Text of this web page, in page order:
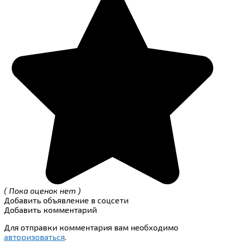
( Пока оценок нет )
Добавить объявление в соцсети
Добавить комментарий
Для отправки комментария вам необходимо
авторизоваться.